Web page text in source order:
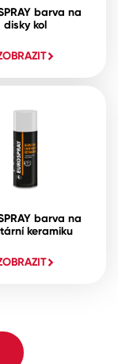
barva na
disky kol
barva na
keramiku